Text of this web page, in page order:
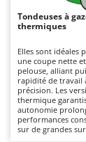
Autres
B
Alpina
Ama
Annovi
Archman
Tondeuses à
thermiques
Elles sont idéales
une coupe nette
pelouse, alliant
rapidité de travail
précision. Les
thermique
autonomie
performances
sur de grandes